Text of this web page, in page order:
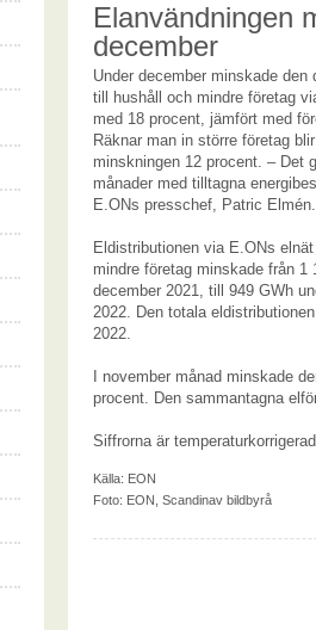
Elanvändningen
december
Under december minskade den
till hushåll och mindre företag
med 18 procent, jämfört med
Räknar man in större företag
minskningen 12 procent. – Det
månader med tilltagna
E.ONs presschef, Patric Elmén.
Eldistributionen via E.ONs
mindre företag minskade från 1
december 2021, till 949 GWh
2022. Den totala
2022.
I november månad minskade
procent. Den sammantagna
Siffrorna är
Källa: EON
Foto: EON, Scandinav bildbyrå